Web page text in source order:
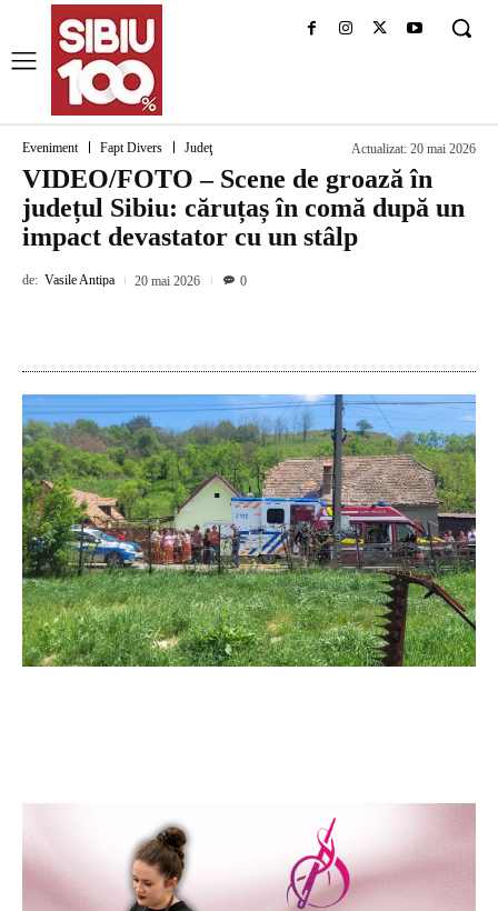
Eveniment Fapt Divers Judeţ Actualizat: 20 mai 2026
VIDEO/FOTO – Scene de groază în
județul Sibiu: căruțaș în comă după un
impact devastator cu un stâlp
de: Vasile Antipa 20 mai 2026 0